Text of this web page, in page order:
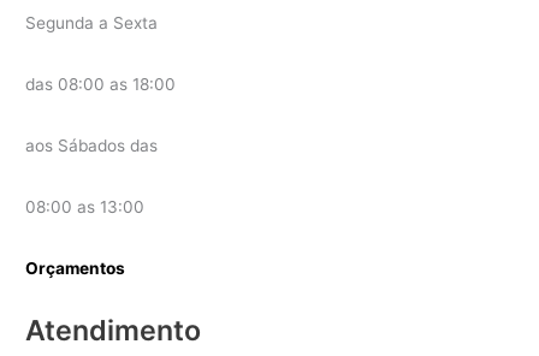
Segunda a Sexta
das 08:00 as 18:00
aos Sábados das
08:00 as 13:00
Orçamentos
Atendimento